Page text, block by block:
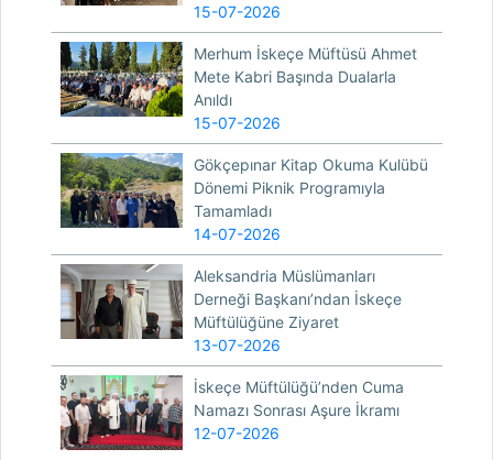
15-07-2026
Merhum İskeçe Müftüsü Ahmet
Mete Kabri Başında Dualarla
Anıldı
15-07-2026
Gökçepınar Kitap Okuma Kulübü
Dönemi Piknik Programıyla
Tamamladı
14-07-2026
Aleksandria Müslümanları
Derneği Başkanı’ndan İskeçe
Müftülüğüne Ziyaret
13-07-2026
İskeçe Müftülüğü’nden Cuma
Namazı Sonrası Aşure İkramı
12-07-2026